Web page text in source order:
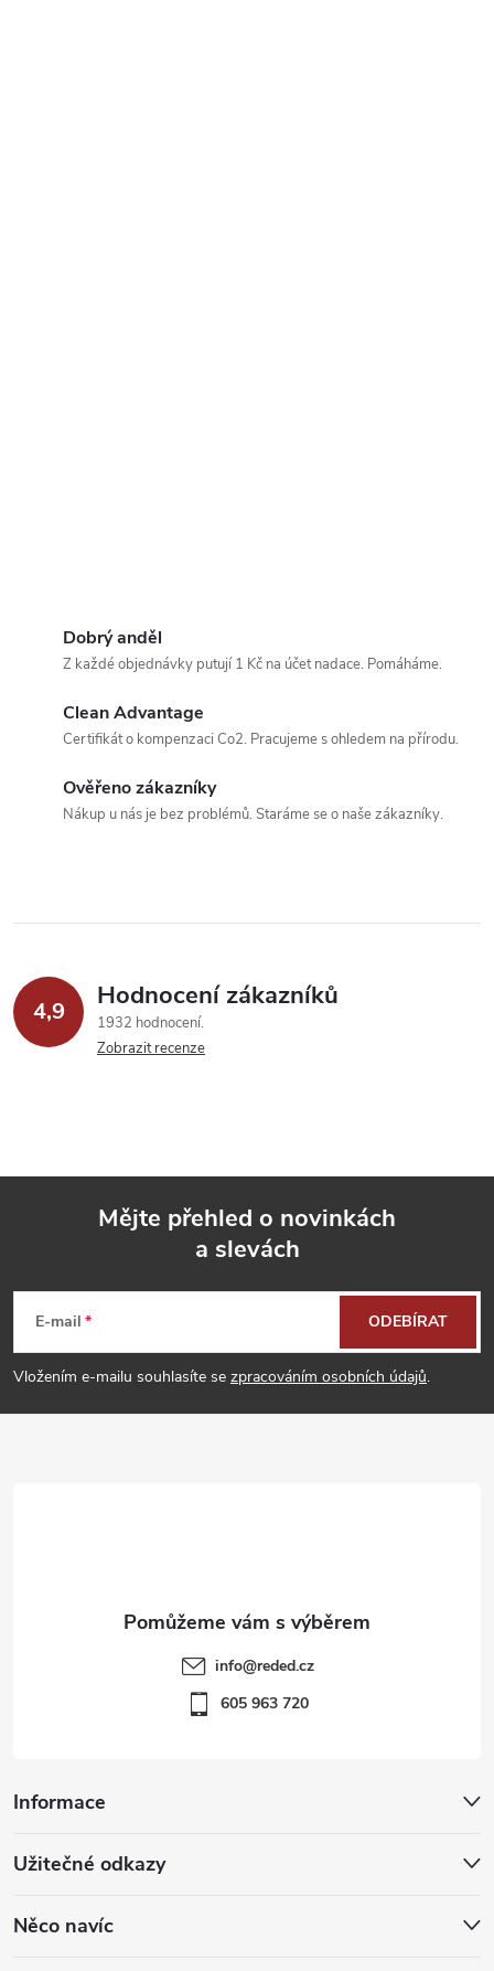
Dobrý anděl
Z každé objednávky putují 1 Kč na účet nadace. Pomáháme.
Clean Advantage
Certifikát o kompenzaci Co2. Pracujeme s ohledem na přírodu.
Ověřeno zákazníky
Nákup u nás je bez problémů. Staráme se o naše zákazníky.
4,9 Hodnocení zákazníků
1932 hodnocení
Zobrazit recenze
p
Mějte přehled o novinkách
a slevách
E-mail
Vložením e-mailu souhlasíte se zpracováním osobních údajů.
ODEBÍRAT
Informace
Užitečné odkazy
Něco navíc
info@reded.cz
605 963 720